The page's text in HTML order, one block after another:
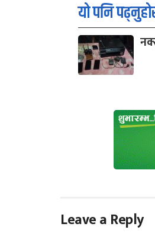
यो पनि
Leave a Reply